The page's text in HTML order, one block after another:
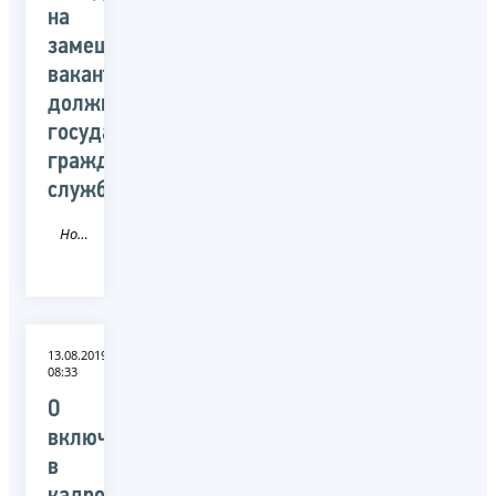
на
замещение
вакантных
должностей
государственной
гражданской
службы
Новость
13.08.2019
08:33
О
включении
в